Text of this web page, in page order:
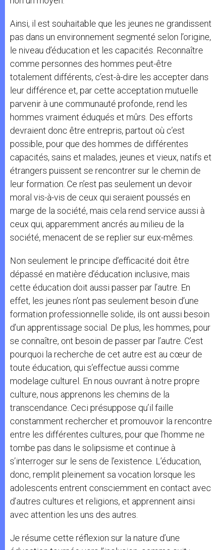
Ainsi, il est souhaitable que les jeunes ne grandissent
pas dans un environnement segmenté selon l’origine,
le niveau d’éducation et les capacités. Reconnaître
comme personnes des hommes peut-être
totalement différents, c’est-à-dire les accepter dans
leur différence et, par cette acceptation mutuelle
parvenir à une communauté profonde, rend les
hommes vraiment éduqués et mûrs. Des efforts
devraient donc être entrepris, partout où c’est
possible, pour que des hommes de différentes
capacités, sains et malades, jeunes et vieux, natifs et
étrangers puissent se rencontrer sur le chemin de
leur formation. Ce n’est pas seulement un devoir
moral vis-à-vis de ceux qui seraient poussés en
marge de la société, mais cela rend service aussi à
ceux qui, apparemment ancrés au milieu de la
société, menacent de se replier sur eux-mêmes.
Non seulement le principe d’efficacité doit être
dépassé en matière d’éducation inclusive, mais
cette éducation doit aussi passer par l’autre. En
effet, les jeunes n’ont pas seulement besoin d’une
formation professionnelle solide, ils ont aussi besoin
d’un apprentissage social. De plus, les hommes, pour
se connaître, ont besoin de passer par l’autre. C’est
pourquoi la recherche de cet autre est au cœur de
toute éducation, qui s’effectue aussi comme
modelage culturel. En nous ouvrant à notre propre
culture, nous apprenons les chemins de la
transcendance. Ceci présuppose qu’il faille
constamment rechercher et promouvoir la rencontre
entre les différentes cultures, pour que l’homme ne
tombe pas dans le solipsisme et continue à
s’interroger sur le sens de l’existence. L’éducation,
donc, remplit pleinement sa vocation lorsque les
adolescents entrent consciemment en contact avec
d’autres cultures et religions, et apprennent ainsi
avec attention les uns des autres.
Je résume cette réflexion sur la nature d’une